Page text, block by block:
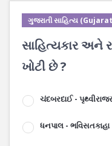
ગુજરાતી સાહિત્ય
સાહિત્યકાર અને
ખોટી છે ?
ચંદબરદાઈ -
ધનપાલ - ભવિસતકાહા